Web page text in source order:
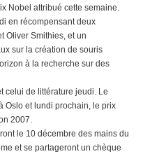
Nobel attribué cette semaine.
en récompensant deux
Oliver Smithies, et un
sur la création de souris
à la recherche sur des
celui de littérature jeudi. Le
Oslo et lundi prochain, le prix
2007.
le 10 décembre des mains du
et se partageront un chèque